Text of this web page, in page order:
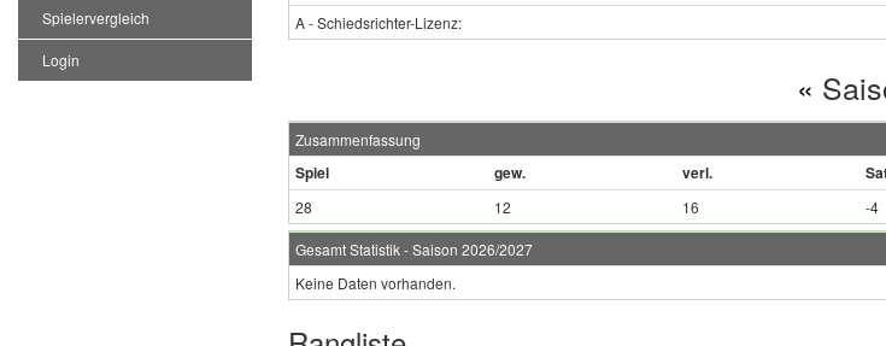
Spielervergleich
Login
A - Schiedsrichter-Lizenz:
«
Zusammenfassung
Spiel gew. verl.
28 12 16 -4
Gesamt Statistik - Saison 2026/2027
Keine Daten vorhanden.